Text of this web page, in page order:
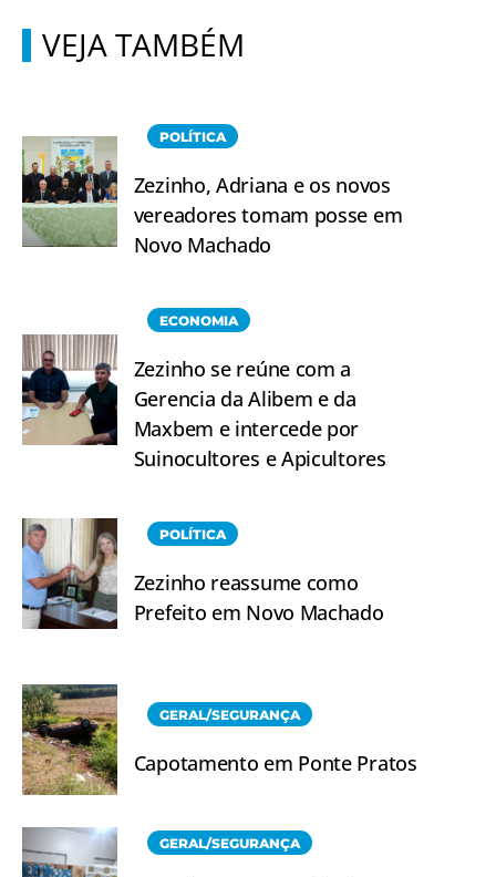
VEJA TAMBÉM
POLÍTICA
Zezinho, Adriana e os novos
vereadores tomam posse em
Novo Machado
ECONOMIA
Zezinho se reúne com a
Gerencia da Alibem e da
Maxbem e intercede por
Suinocultores e Apicultores
POLÍTICA
Zezinho reassume como
Prefeito em Novo Machado
GERAL/SEGURANÇA
Capotamento em Ponte Pratos
GERAL/SEGURANÇA